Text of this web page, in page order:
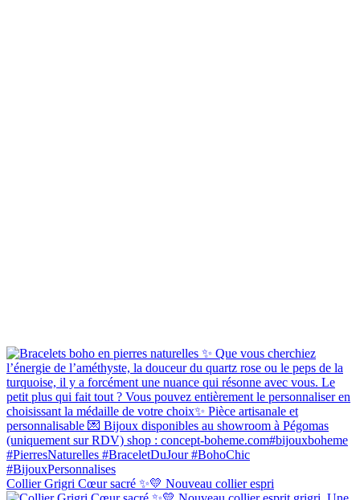
Collier Grigri Cœur sacré ✨💛 Nouveau collier espri